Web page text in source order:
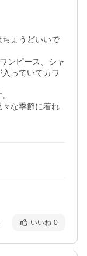
ょうどいいで
ンピース、シャ
っていてカワ
な季節に着れ
いいね 0